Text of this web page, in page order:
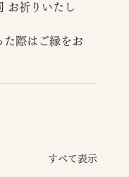
お祈りいたし
た際はご縁をお
すべて表示